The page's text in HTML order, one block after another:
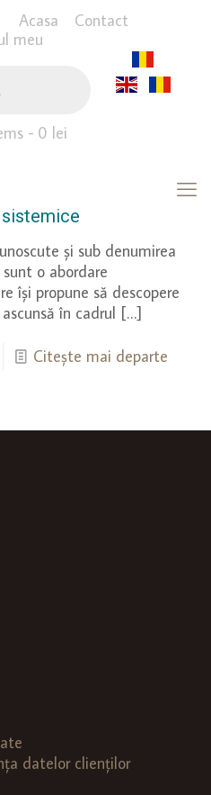
Acasa
Contact
meu
0 lei
și sub denumirea
o abordare
își propune să descopere
în cadrul […]
Citește mai departe
datelor clienților